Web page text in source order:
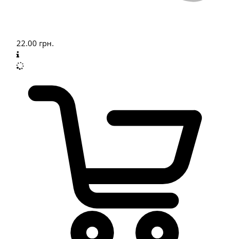
22.00 грн.